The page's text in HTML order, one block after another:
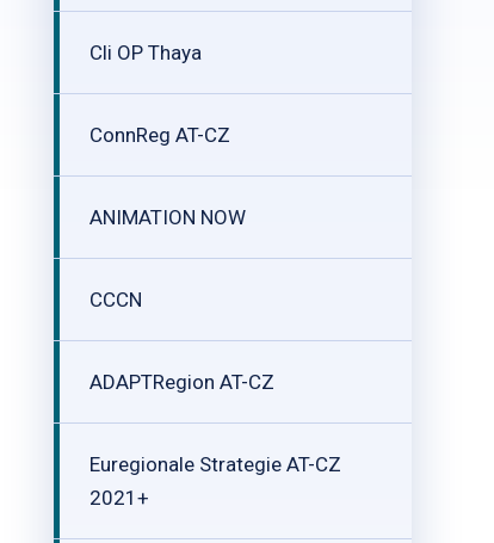
Cli OP Thaya
ConnReg AT-CZ
ANIMATION NOW
CCCN
ADAPTRegion AT-CZ
Euregionale Strategie AT-CZ
2021+